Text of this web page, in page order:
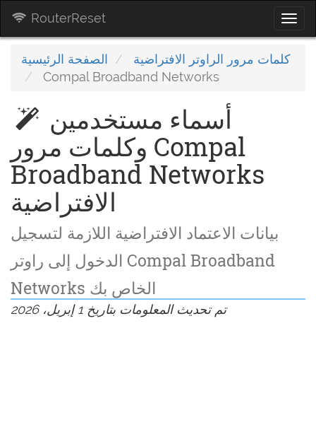
RouterReset
الصفحة الرئيسية
كلمات مرور الراوتر الافتراضية
Compal Broadband Networks
وكلمات مرور Compal
Broadband Networks
الافتراضية
بيانات الاعتماد الافتراضية اللازمة لتسجيل
الدخول إلى راوتر Compal Broadband
Networks الخاص بك
تم تحديث المعلومات بتاريخ 1 إبريل، 2026